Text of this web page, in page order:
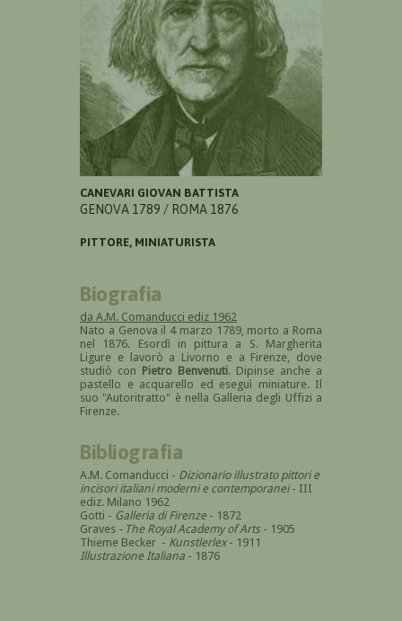
CANEVARI GIOVAN BATTISTA
GENOVA 1789 / ROMA 1876
PITTORE, MINIATURISTA
Biografia
da A.M. Comanducci ediz 1962
Nato a Genova il 4 marzo 1789, morto a Roma
nel 1876. Esordì in pittura a S. Margherita
Ligure e lavorò a Livorno e a Firenze, dove
studiò con Pietro Benvenuti. Dipinse anche a
pastello e acquarello ed eseguì miniature. Il
suo "Autoritratto" è nella Galleria degli Uffizi a
Firenze.
Bibliografia
A.M. Comanducci - Dizionario illustrato pittori e
incisori italiani moderni e contemporanei- III
ediz. Milano 1962
Gotti - Galleria di Firenze - 1872
Graves - The Royal Academy of Arts- 1905
Thieme Becker - Kunstlerlex- 1911
Illustrazione Italiana - 1876